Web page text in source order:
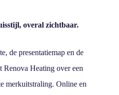
overal zichtbaar.
de presentatiemap en de
Renova Heating over een
merkuitstraling. Online en